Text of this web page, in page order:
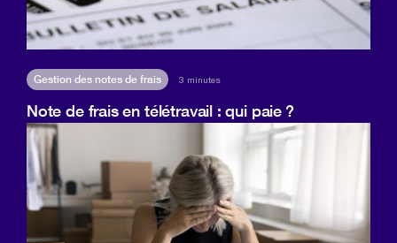
Gestion des notes de frais 3 minutes
Note de frais en télétravail : qui paie ?